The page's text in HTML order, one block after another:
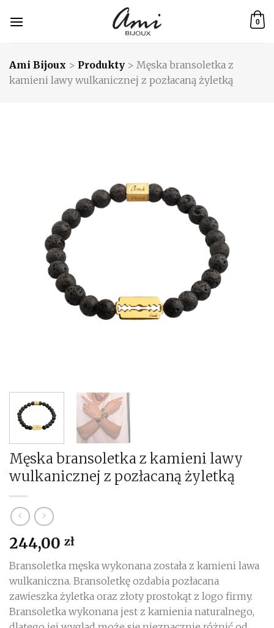
0
Ami Bijoux > Produkty > Męska bransoletka z
kamieni lawy wulkanicznej z pozłacaną żyletką
Męska bransoletka z kamieni lawy
wulkanicznej z pozłacaną żyletką
244,00 zł
Bransoletka męska wykonana została z kamieni lawa
wulkaniczna. Bransoletkę ozdabia pozłacana
zawieszka żyletka oraz złoty prostokąt z logo firmy.
Bransoletka wykonana jest z kamienia naturalnego,